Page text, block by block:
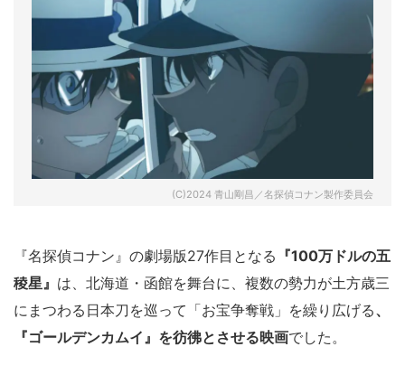
(C)2024 青山剛昌／名探偵コナン製作委員会
『名探偵コナン』の劇場版27作目となる 『100万ドルの五
稜星』 は、北海道・函館を舞台に、複数の勢力が土方歳三
にまつわる日本刀を巡って「お宝争奪戦」を繰り広げる、
『ゴールデンカムイ』を彷彿とさせる映画でした。